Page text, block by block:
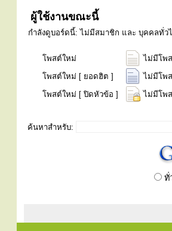
ผู้ใช้งานขณะนี้
กำลังดูบอร์ดนี้: ไม่มีสมาชิก และ บุคคลทั่ว
โพสต์ใหม่ ไม่มีโพ
โพสต์ใหม่ [ ยอดฮิต ]
ไม่มีโพ
โพสต์ใหม่ [ ปิดหัวข้อ ]
ไม่มีโพ
ค้นหาสำหรับ:
ทั่